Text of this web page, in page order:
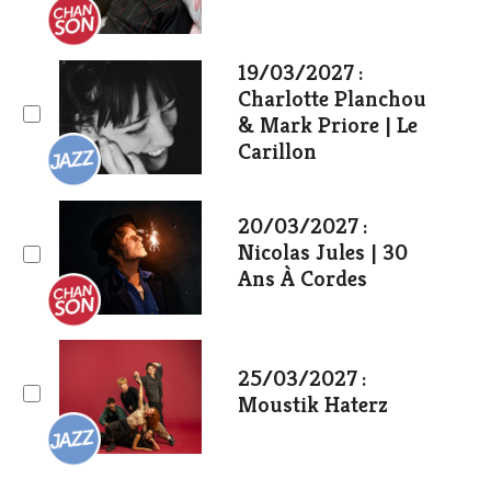
19/03/2027 :
Charlotte Planchou
& Mark Priore | Le
Carillon
20/03/2027 :
Nicolas Jules | 30
Ans À Cordes
25/03/2027 :
Moustik Haterz